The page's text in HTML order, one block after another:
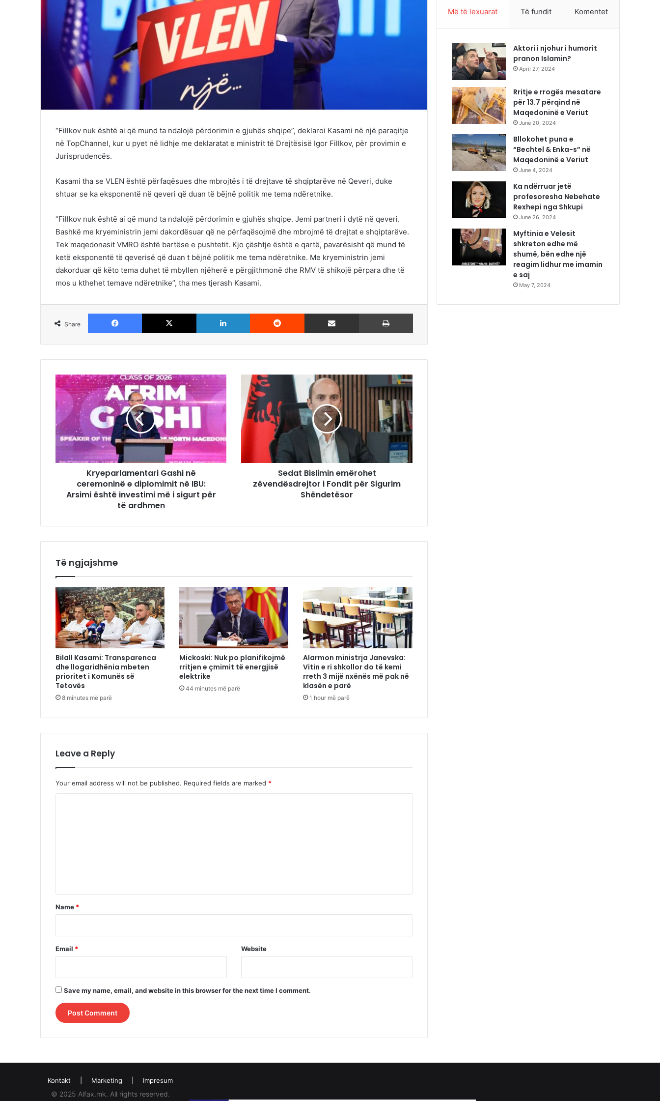
“Fillkov nuk është ai që mund ta ndalojë përdorimin e gjuhës shqipe”, deklaroi Kasami në një paraqitje
në TopChannel, kur u pyet në lidhje me deklaratat e ministrit të Drejtësisë Igor Fillkov, për provimin e
Jurisprudencës.
Kasami tha se VLEN është përfaqësues dhe mbrojtës i të drejtave të shqiptarëve në Qeveri, duke
shtuar se ka eksponentë në qeveri që duan të bëjnë politik me tema ndëretnike.
“Fillkov nuk është ai që mund ta ndalojë përdorimin e gjuhës shqipe. Jemi partneri i dytë në qeveri.
Bashkë me kryeministrin jemi dakordësuar që ne përfaqësojmë dhe mbrojmë të drejtat e shqiptarëve.
Tek maqedonasit VMRO është bartëse e pushtetit. Kjo çështje është e qartë, pavarësisht që mund të
ketë eksponentë të qeverisë që duan t bëjnë politik me tema ndëretnike. Me kryeministrin jemi
dakorduar që këto tema duhet të mbyllen njëherë e përgjithmonë dhe RMV të shikojë përpara dhe të
mos u kthehet temave ndëretnike”, tha mes tjerash Kasami.
Share
Facebook X LinkedIn Reddit Share via Email
Kryeparlamentari Gashi në
ceremoninë e diplomimit në IBU:
Arsimi është investimi më i sigurt për
të ardhmen
Sedat Bislimin emërohet
zëvendësdrejtor i Fondit për Sigurim
Shëndetësor
Të ngjajshme
Bilall Kasami: Transparenca
dhe llogaridhënia mbeten
prioritet i Komunës së
Tetovës
8 minutes më parë
Mickoski: Nuk po planifikojmë
rritjen e çmimit të energjisë
elektrike
44 minutes më parë
Alarmon ministrja Janevska:
Vitin e ri shkollor do të kemi
rreth 3 mijë nxënës më pak në
klasën e parë
1 hour më parë
Leave a Reply
Your email address will not be published. Required fields are marked *
*
Name *
Email * Website
Save my name, email, and website in this browser for the next time I comment.
Më të lexuarat Të fundit Komentet
Aktori i njohur i humorit
pranon Islamin?
April 27, 2024
Rritje e rrogës mesatare
për 13.7 përqind në
Maqedoninë e Veriut
June 20, 2024
Bllokohet puna e
“Bechtel & Enka-s” në
Maqedoninë e Veriut
June 4, 2024
Ka ndërruar jetë
profesoresha Nebehate
Rexhepi nga Shkupi
June 26, 2024
Myftinia e Velesit
shkreton edhe më
shumë, bën edhe një
reagim lidhur me imamin
e saj
May 7, 2024
Kontakt Marketing Impresum
© 2025 Alfax.mk. All rights reserved.